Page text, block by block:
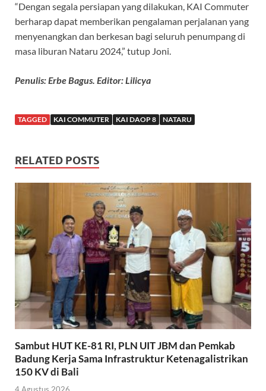
“Dengan segala persiapan yang dilakukan, KAI Commuter
berharap dapat memberikan pengalaman perjalanan yang
menyenangkan dan berkesan bagi seluruh penumpang di
masa liburan Nataru 2024,” tutup Joni.
Penulis: Erbe Bagus. Editor: Lilicya
TAGGED KAI COMMUTER KAI DAOP 8 NATARU
RELATED POSTS
Sambut HUT KE-81 RI, PLN UIT JBM dan Pemkab
Badung Kerja Sama Infrastruktur Ketenagalistrikan
150 KV di Bali